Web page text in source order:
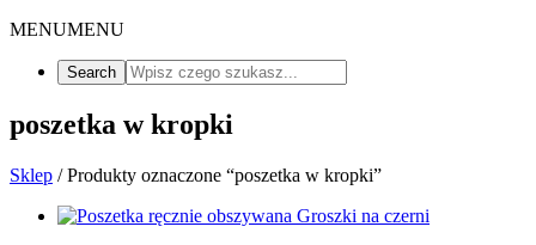
MENUMENU
poszetka w kropki
Sklep / Produkty oznaczone “poszetka w kropki”